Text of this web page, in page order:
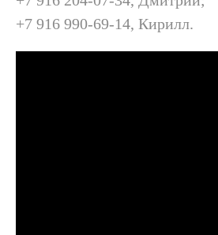
+7 916 990-69-14, Кирилл.